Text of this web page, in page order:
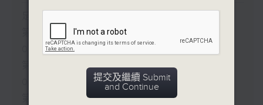
第一部份 Part 1 (HKT 00:05 -
01:00)
第二部份 Part 2 (HKT 01:05 -
第三部份 Part 3 (HKT 02:05 -
提交及繼續 Submit
and Continue